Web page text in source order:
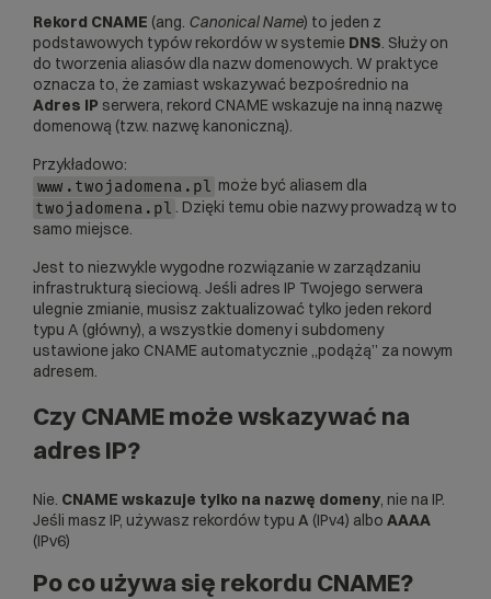
Rekord CNAME (ang. Canonical Name) to jeden z
podstawowych typów rekordów w systemie DNS. Służy on
do tworzenia aliasów dla nazw domenowych. W praktyce
oznacza to, że zamiast wskazywać bezpośrednio na
Adres IP serwera, rekord CNAME wskazuje na inną nazwę
domenową (tzw. nazwę kanoniczną).
Przykładowo:
www.twojadomena.pl może być aliasem dla
twojadomena.pl . Dzięki temu obie nazwy prowadzą w to
samo miejsce.
Jest to niezwykle wygodne rozwiązanie w zarządzaniu
infrastrukturą sieciową. Jeśli adres IP Twojego serwera
ulegnie zmianie, musisz zaktualizować tylko jeden rekord
typu A (główny), a wszystkie domenyi subdomeny
ustawione jako CNAME automatycznie „podążą” za nowym
adresem.
Czy CNAME może wskazywać na
adres IP?
Nie. CNAME wskazuje tylko na nazwę domeny , nie na IP.
Jeśli masz IP, używasz rekordów typu A (IPv4) albo AAAA
(IPv6)
Po co używa się rekordu CNAME?